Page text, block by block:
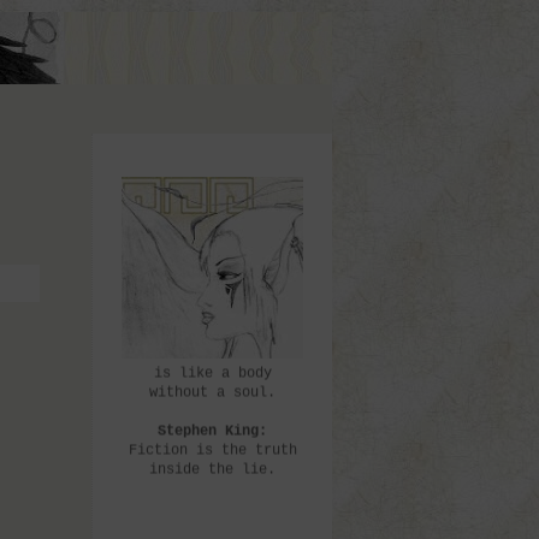
Cicero:
A room without books
is like a body
without a soul.
Fiction is the truth
inside the lie.